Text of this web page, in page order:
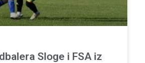
Sloge i FSA iz